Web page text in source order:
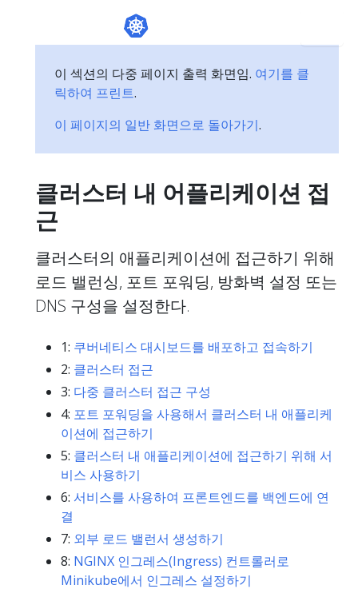
이 섹션의 다중 페이지 출력 화면임. 여기를 클
릭하여 프린트.
이 페이지의 일반 화면으로 돌아가기.
클러스터 내 어플리케이션 접
근
클러스터의 애플리케이션에 접근하기 위해
로드 밸런싱, 포트 포워딩, 방화벽 설정 또는
DNS 구성을 설정한다.
1: 쿠버네티스 대시보드를 배포하고 접속하기
2: 클러스터 접근
3: 다중 클러스터 접근 구성
4: 포트 포워딩을 사용해서 클러스터 내 애플리케
이션에 접근하기
5: 클러스터 내 애플리케이션에 접근하기 위해 서
비스 사용하기
6: 서비스를 사용하여 프론트엔드를 백엔드에 연
결
7: 외부 로드 밸런서 생성하기
8: NGINX 인그레스(Ingress) 컨트롤러로
Minikube에서 인그레스 설정하기